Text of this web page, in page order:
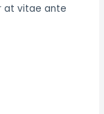
at vitae ante